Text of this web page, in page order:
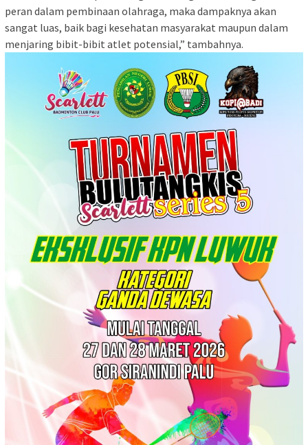
peran dalam pembinaan olahraga, maka dampaknya akan
sangat luas, baik bagi kesehatan masyarakat maupun dalam
menjaring bibit-bibit atlet potensial,” tambahnya.